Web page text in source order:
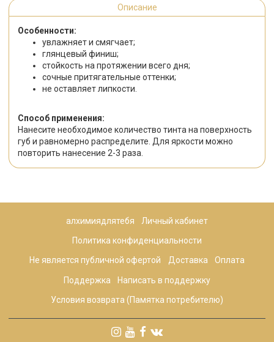
Описание
Особенности:
увлажняет и смягчает;
глянцевый финиш;
стойкость на протяжении всего дня;
сочные притягательные оттенки;
не оставляет липкости.
Способ применения:
Нанесите необходимое количество тинта на поверхность
губ и равномерно распределите. Для яркости можно
повторить нанесение 2-3 раза.
алхимиядлятебя Личный кабинет
Политика конфиденциальности
Не является публичной офертой Доставка Оплата
Поддержка Написать в поддержку
Условия возврата (Памятка потребителю)